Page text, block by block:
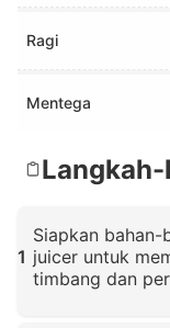
Ragi
Mentega
1
Siapkan bahan-
juicer untuk
timbang dan